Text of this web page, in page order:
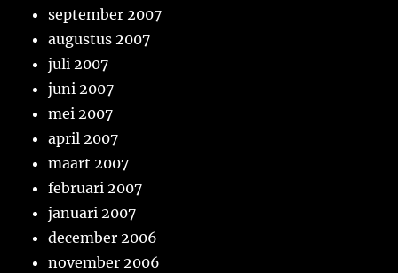
september 2007
augustus 2007
juli 2007
juni 2007
mei 2007
april 2007
maart 2007
februari 2007
januari 2007
december 2006
november 2006